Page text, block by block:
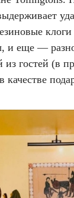
клоги
и еще —
гостей (в